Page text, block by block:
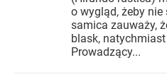
o wygląd, żeby
samica zauważy,
blask,
Prowadzący...